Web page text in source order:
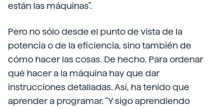
están las máquinas”.
Pero no sólo desde el punto de vista de la
potencia o de la eficiencia, sino también de
cómo hacer las cosas. De hecho. Para ordenar
qué hacer a la máquina hay que dar
instrucciones detalladas. Así, ha tenido que
aprender a programar. “Y sigo aprendiendo